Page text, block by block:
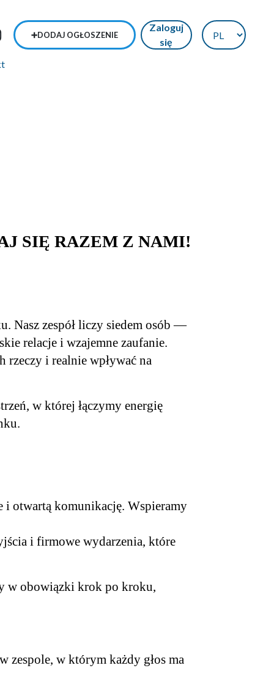
➕DODAJ OGŁOSZENIE
Zaloguj
się
SIĘ RAZEM Z NAMI!
Nasz zespół liczy siedem osób —
relacje i wzajemne zaufanie.
i realnie wpływać na
w której łączymy energię
i otwartą komunikację. Wspieramy
i firmowe wydarzenia, które
w obowiązki krok po kroku,
zespole, w którym każdy głos ma